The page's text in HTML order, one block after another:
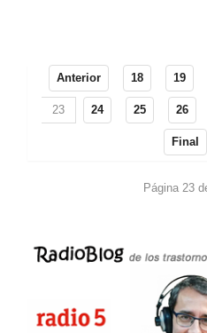
Anterior 18 19
23 24 25 26
Final
Página 23